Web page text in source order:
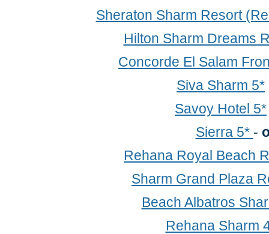
Sheraton Sharm Resort
Hilton Sharm Dreams
Concorde El Salam
Siva Sharm 5*
Savoy Hotel 5*
Sierra 5* -
Rehana Royal Beach
Sharm Grand Plaza
Beach Albatros
Rehana Sharm